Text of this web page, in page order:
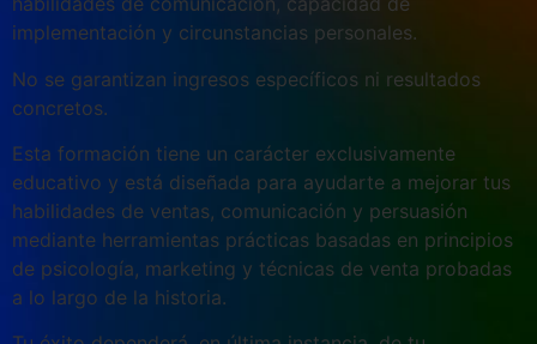
implementación y circunstancias personales.
No se garantizan ingresos específicos ni resultados
concretos.
Esta formación tiene un carácter exclusivamente
educativo y está diseñada para ayudarte a mejorar tus
habilidades de ventas, comunicación y persuasión
mediante herramientas prácticas basadas en principios
de psicología, marketing y técnicas de venta probadas
a lo largo de la historia.